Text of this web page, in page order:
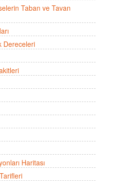
Taban ve Tavan
Dereceleri
Haritası